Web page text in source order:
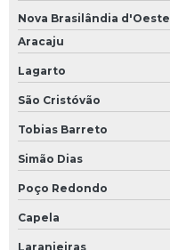
Nova Brasilândia d'Oeste
Aracaju
Lagarto
São Cristóvão
Tobias Barreto
Simão Dias
Poço Redondo
Capela
Laranjeiras